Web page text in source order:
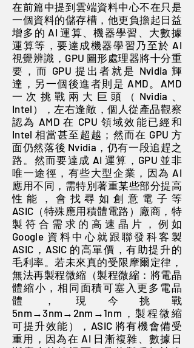
在前篇中提到雲端資料中心不在只是
一個資料的儲存槽，他更負擔起日益
增多的 AI 運算、機器學習、大數據
運算等，要達成機器學習乃至於 AI
視覺辨識，GPU 圖形處理器將十分重
要，而 GPU 提出者就是 Nvidia 輝
達，另一個後進者則是 AMD。AMD
一次挑戰兩大巨頭（Nvidia、
Intel），左右逢敵，個人從產品觀察
認為 AMD 在 CPU 領域效能已經和
Intel 相當甚至超越；然而在 GPU 方
面仍然落後 Nvidia，仍有一段追趕之
路。然而要達成 AI 運算，GPU 並非
唯一途徑，有些大型企業，因為 AI
應用不同，需特別著重某些部分提高
性能，會找尋如創意電子等
ASIC（特殊應用積體電路）廠商，特
製符合需求的高速晶片，例如
Google 資料中心就跟聯發科客製
ASIC，ASIC 的高單價，有助提升的
毛利率。若未來真的受限摩爾定律，
無法再製程微縮（製程微縮：將電晶
體縮小，相同面積可塞入更多電晶
體，現今挑戰
5nm→3nm→2nm→1nm，製程微縮
可提升效能），ASIC 將有機會備受
重用，因為在 AI 日漸複雜、數據日